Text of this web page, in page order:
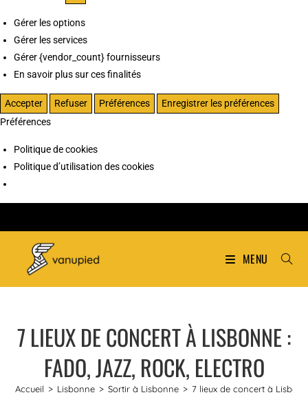
Gérer les options
Gérer les services
Gérer {vendor_count} fournisseurs
En savoir plus sur ces finalités
Accepter Refuser Préférences
Enregistrer les préférences
Préférences
Politique de cookies
Politique d’utilisation des cookies
MENU
7 LIEUX DE CONCERT À LISBONNE :
FADO, JAZZ, ROCK, ELECTRO
Accueil > Lisbonne > Sortir à Lisbonne > 7 lieux de concert à